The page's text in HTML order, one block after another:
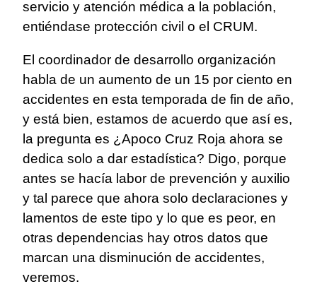
servicio y atención médica a la población,
entiéndase protección civil o el CRUM.
El coordinador de desarrollo organización
habla de un aumento de un 15 por ciento en
accidentes en esta temporada de fin de año,
y está bien, estamos de acuerdo que así es,
la pregunta es ¿Apoco Cruz Roja ahora se
dedica solo a dar estadística? Digo, porque
antes se hacía labor de prevención y auxilio
y tal parece que ahora solo declaraciones y
lamentos de este tipo y lo que es peor, en
otras dependencias hay otros datos que
marcan una disminución de accidentes,
veremos.